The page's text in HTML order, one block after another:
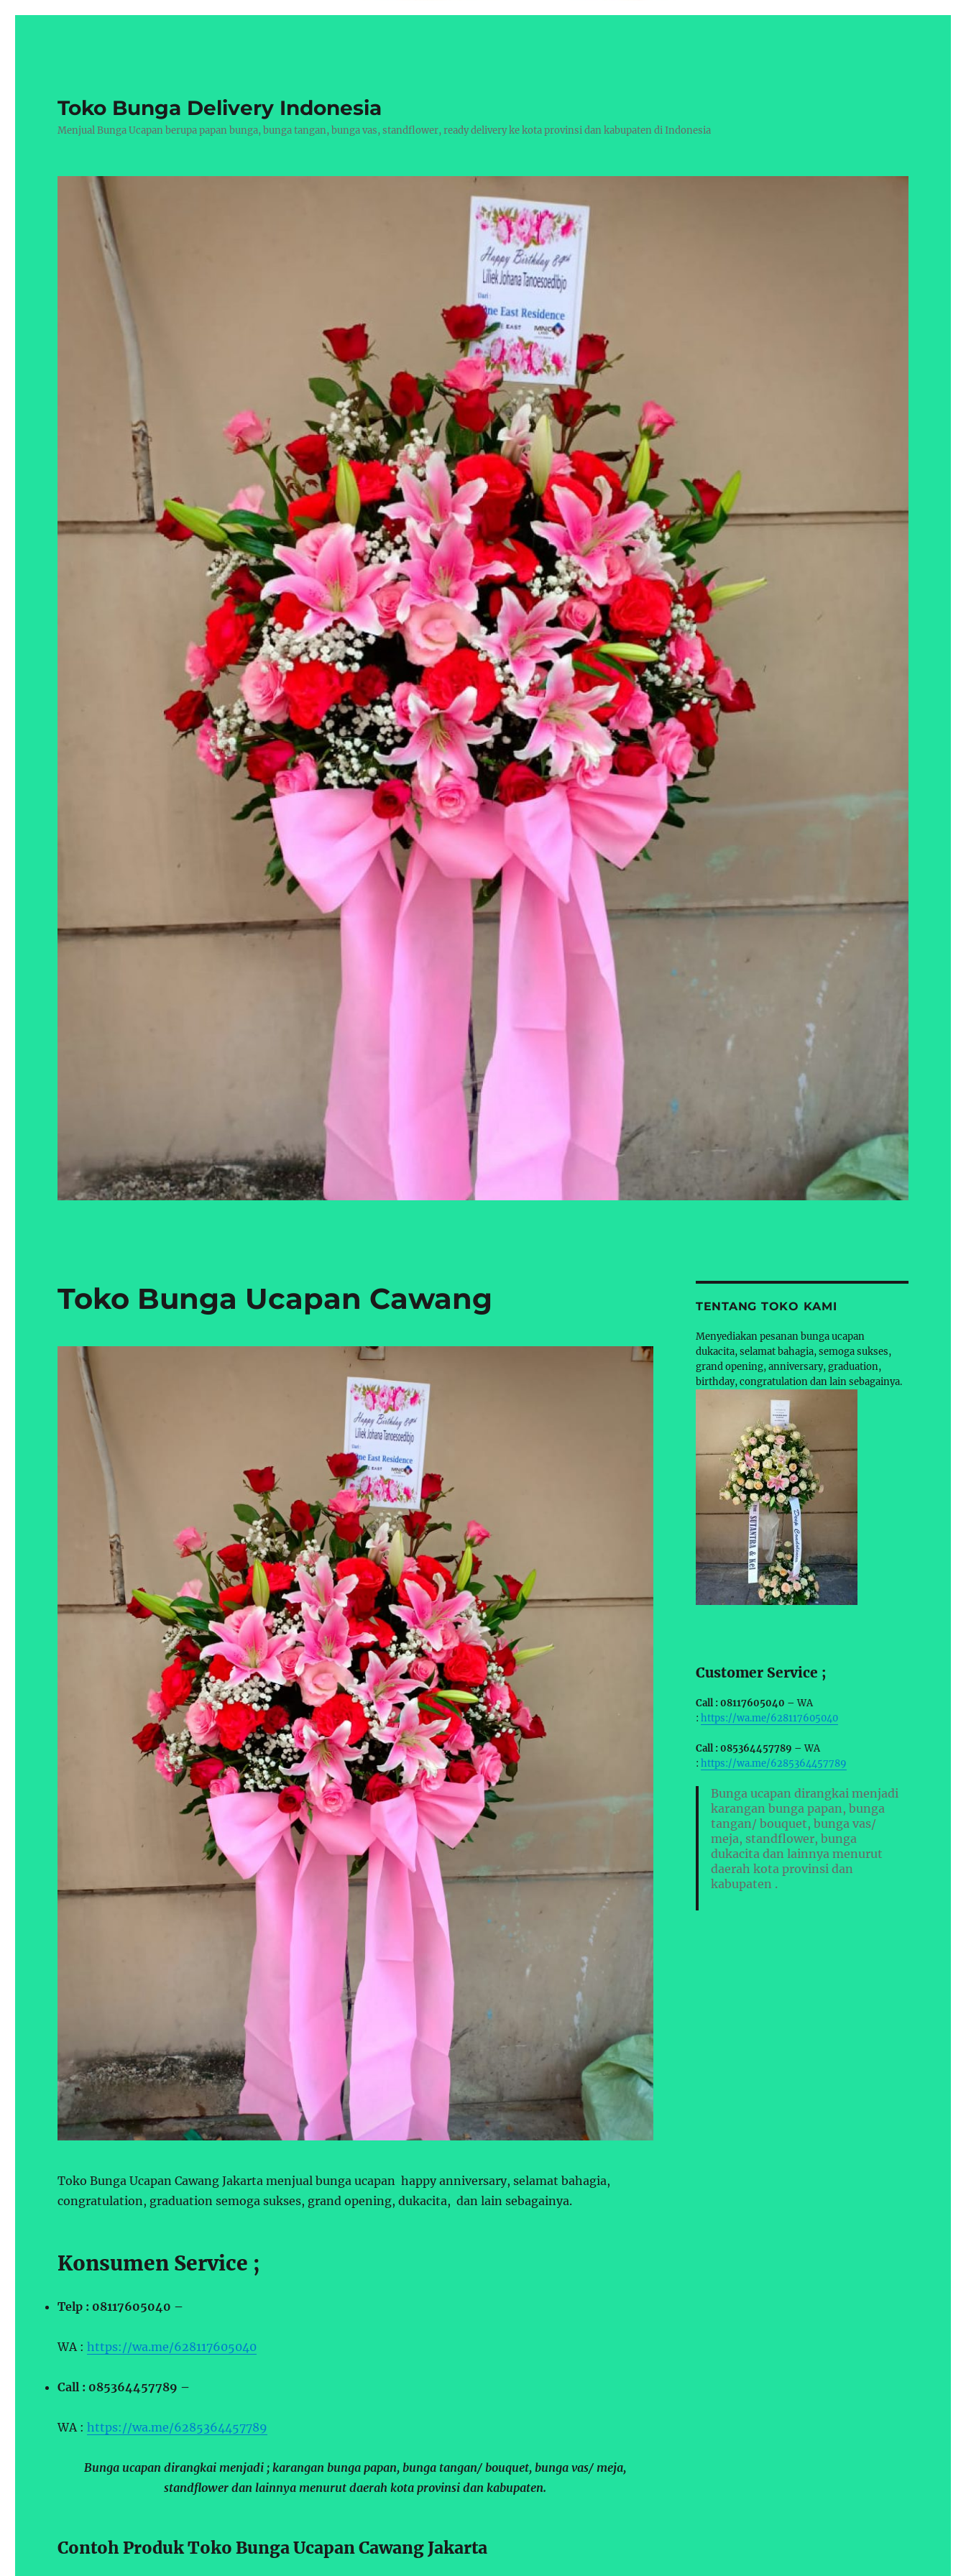
Toko Bunga Delivery Indonesia
Menjual Bunga Ucapan berupa papan bunga, bunga tangan, bunga vas, standflower, ready delivery ke kota provinsi dan kabupaten di Indonesia
Toko Bunga Ucapan Cawang
Toko Bunga Ucapan Cawang Jakarta menjual bunga ucapan happy anniversary, selamat bahagia,
congratulation, graduation semoga sukses, grand opening, dukacita, dan lain sebagainya.
Konsumen Service ;
Telp : 08117605040 –
WA :https://wa.me/628117605040
Call : 085364457789 –
WA :https://wa.me/6285364457789
Bunga ucapan dirangkai menjadi ; karangan bunga papan, bunga tangan/ bouquet, bunga vas/ meja,
standflower dan lainnya menurut daerah kota provinsi dan kabupaten.
Contoh Produk Toko Bunga Ucapan Cawang Jakarta
TENTANG TOKO KAMI
Menyediakan pesanan bunga ucapan
dukacita, selamat bahagia, semoga sukses,
grand opening, anniversary, graduation,
birthday, congratulation dan lain sebagainya.
Customer Service ;
Call : 08117605040 –WA
: https://wa.me/628117605040
Call : 085364457789 –WA
: https://wa.me/6285364457789
Bunga ucapan dirangkai menjadi
karangan bunga papan, bunga
tangan/ bouquet, bunga vas/
meja, standflower, bunga
dukacita dan lainnya menurut
daerah kota provinsi dan
kabupaten .